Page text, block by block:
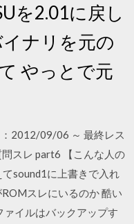
を2.01に戻し
ナリを元の
やっとで元
2012/09/06 ～ 最終レス
スレ part6 【こんな人の
sound1に上書きで入れ
スレにいるのか 酷い
ァイルはバックアップす